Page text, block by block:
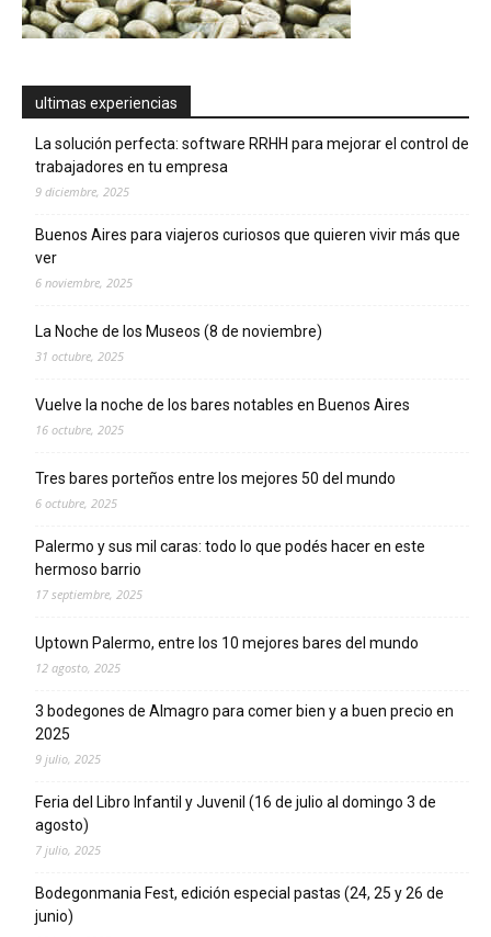
ultimas experiencias
La solución perfecta: software RRHH para mejorar el control de
trabajadores en tu empresa
9 diciembre, 2025
Buenos Aires para viajeros curiosos que quieren vivir más que
ver
6 noviembre, 2025
La Noche de los Museos (8 de noviembre)
31 octubre, 2025
Vuelve la noche de los bares notables en Buenos Aires
16 octubre, 2025
Tres bares porteños entre los mejores 50 del mundo
6 octubre, 2025
Palermo y sus mil caras: todo lo que podés hacer en este
hermoso barrio
17 septiembre, 2025
Uptown Palermo, entre los 10 mejores bares del mundo
12 agosto, 2025
3 bodegones de Almagro para comer bien y a buen precio en
2025
9 julio, 2025
Feria del Libro Infantil y Juvenil (16 de julio al domingo 3 de
agosto)
7 julio, 2025
Bodegonmania Fest, edición especial pastas (24, 25 y 26 de
junio)